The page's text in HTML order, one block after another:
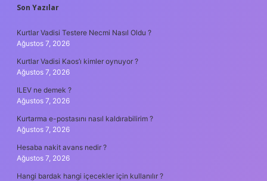
SIDEBAR
Son Yazılar
Kurtlar Vadisi Testere Necmi Nasıl Oldu ?
Ağustos 7, 2026
Kurtlar Vadisi Kaos’ı kimler oynuyor ?
Ağustos 7, 2026
ILEV ne demek ?
Ağustos 7, 2026
Kurtarma e-postasını nasıl kaldırabilirim ?
Ağustos 7, 2026
Hesaba nakit avans nedir ?
Ağustos 7, 2026
Hangi bardak hangi içecekler için kullanılır ?